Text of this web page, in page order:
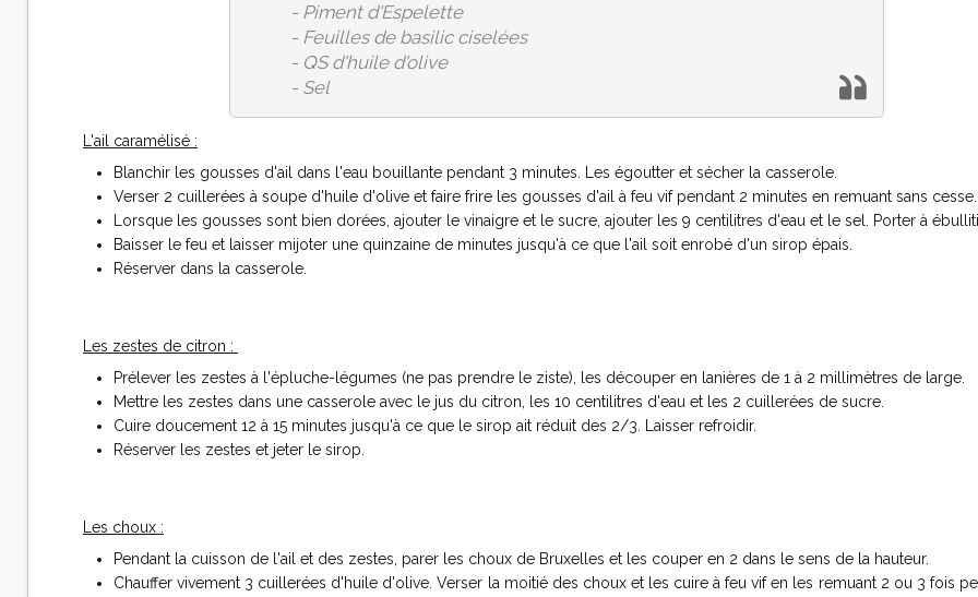
- Piment d'Espelette
- Feuilles de basilic ciselées
- QS d'huile d'olive
- Sel
L'ail caramélisé :
Blanchir les gousses d'ail dans l'eau bouillante pendant 3 minutes. Les égoutter et sécher la casserole.
Verser 2 cuillerées à soupe d'huile d'olive et faire frire les gousses d'ail à feu vif pendant 2 minutes en remuant sans cesse.
Lorsque les gousses sont bien dorées, ajouter le vinaigre et le sucre, ajouter les 9 centilitres d'eau et le sel. Porter à
Baisser le feu et laisser mijoter une quinzaine de minutes jusqu'à ce que l'ail soit enrobé d'un sirop épais.
Réserver dans la casserole.
Les zestes de citron :
Prélever les zestes à l'épluche-légumes (ne pas prendre le ziste), les découper en lanières de 1 à 2 millimètres de large.
Mettre les zestes dans une casserole avec le jus du citron, les 10 centilitres d'eau et les 2 cuillerées de sucre.
Cuire doucement 12 à 15 minutes jusqu'à ce que le sirop ait réduit des 2/3. Laisser refroidir.
Réserver les zestes et jeter le sirop.
Les choux :
Pendant la cuisson de l'ail et des zestes, parer les choux de Bruxelles et les couper en 2 dans le sens de la hauteur.
Chauffer vivement 3 cuillerées d'huile d'olive. Verser la moitié des choux et les cuire à feu vif en les remuant 2 ou 3 fois